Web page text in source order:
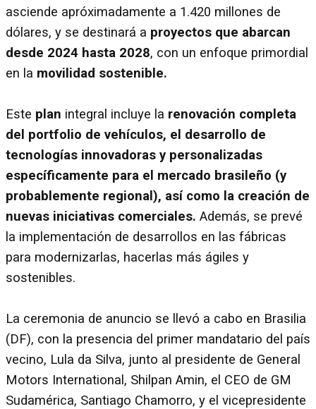
asciende apróximadamente a 1.420 millones de
dólares, y se destinará a proyectos que abarcan
desde 2024 hasta 2028, con un enfoque primordial
en la movilidad sostenible.
Este plan integral incluye la renovación completa
del portfolio de vehículos, el desarrollo de
tecnologías innovadoras y personalizadas
específicamente para el mercado brasileño (y
probablemente regional), así como la creación de
nuevas iniciativas comerciales. Además, se prevé
la implementación de desarrollos en las fábricas
para modernizarlas, hacerlas más ágiles y
sostenibles.
La ceremonia de anuncio se llevó a cabo en Brasilia
(DF), con la presencia del primer mandatario del país
vecino, Lula da Silva, junto al presidente de General
Motors International, Shilpan Amin, el CEO de GM
Sudamérica, Santiago Chamorro, y el vicepresidente